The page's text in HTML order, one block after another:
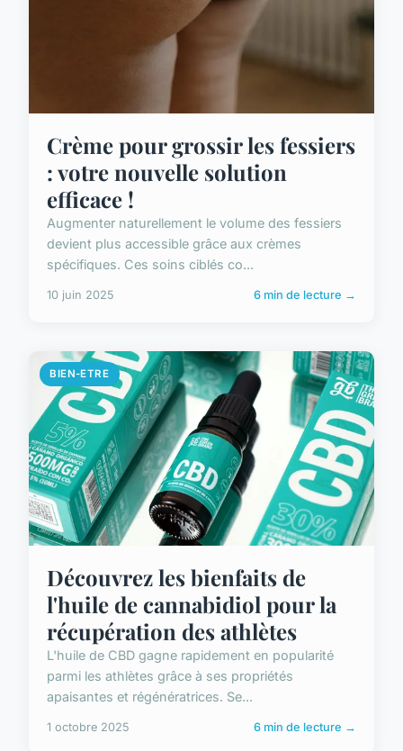
Crème pour grossir les fessiers
: votre nouvelle solution
efficace !
Augmenter naturellement le volume des fessiers
devient plus accessible grâce aux crèmes
spécifiques. Ces soins ciblés co...
10 juin 2025 6 min de lecture →
BIEN-ETRE
Découvrez les bienfaits de
l'huile de cannabidiol pour la
récupération des athlètes
L'huile de CBD gagne rapidement en popularité
parmi les athlètes grâce à ses propriétés
apaisantes et régénératrices. Se...
1 octobre 2025 6 min de lecture →